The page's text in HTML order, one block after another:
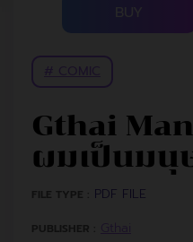
Gthai
ผมเป็นมนุ
FILE TYPE : PDF FILE
PUBLISHER :